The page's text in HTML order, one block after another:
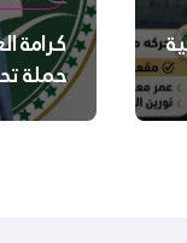
كرامة
حملة